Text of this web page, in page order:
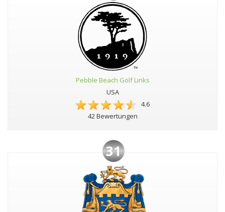
Pebble Beach Golf Links
USA
4.6
42 Bewertungen
31